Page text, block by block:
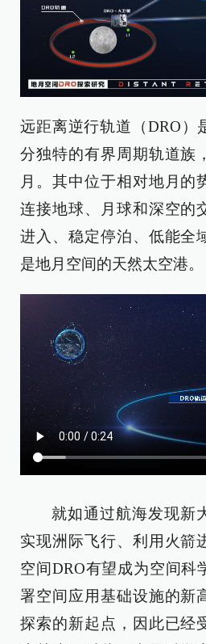
远距离逆行轨道（DRO）
分独特的有界周期轨道族
月。其中位于相对地月的
连接地球、月球和深空的
进入、稳定停泊、低能全
是地月空间的天然太空港。
就如通过航海发现新
实现洲际飞行、利用火箭
空间DRO有望成为空间科
署空间应用基础设施的新
探索的新起点，因此已经